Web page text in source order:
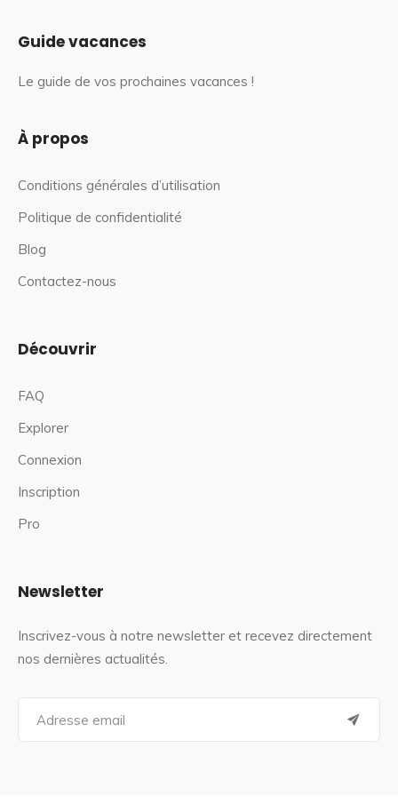
Guide vacances
Le guide de vos prochaines vacances !
À propos
Conditions générales d’utilisation
Politique de confidentialité
Blog
Contactez-nous
Découvrir
FAQ
Explorer
Connexion
Inscription
Pro
Newsletter
Inscrivez-vous à notre newsletter et recevez directement
nos dernières actualités.
a